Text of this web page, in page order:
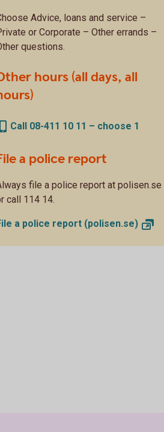
Advice, loans and service –
or Corporate – Other errands –
questions.
hours (all days, all
Call 08-411 10 11 – choose 1
a police report
file a police report at polisen.se
call 114 14.
a police report (polisen.se)